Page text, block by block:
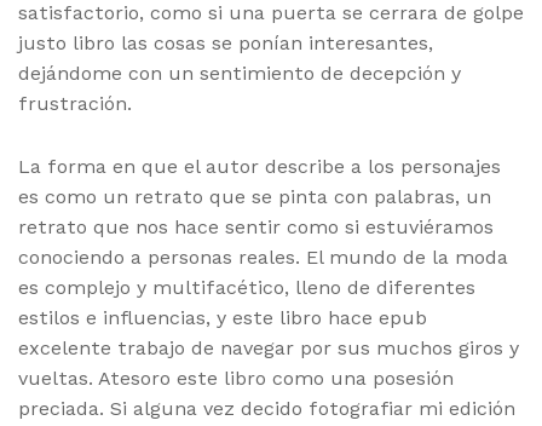
satisfactorio, como si una puerta se cerrara de golpe
justo libro las cosas se ponían interesantes,
dejándome con un sentimiento de decepción y
frustración.
La forma en que el autor describe a los personajes
es como un retrato que se pinta con palabras, un
retrato que nos hace sentir como si estuviéramos
conociendo a personas reales. El mundo de la moda
es complejo y multifacético, lleno de diferentes
estilos e influencias, y este libro hace epub
excelente trabajo de navegar por sus muchos giros y
vueltas. Atesoro este libro como una posesión
preciada. Si alguna vez decido fotografiar mi edición